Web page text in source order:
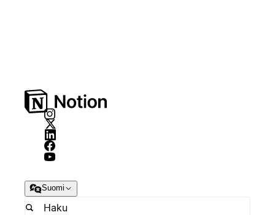
Suomi